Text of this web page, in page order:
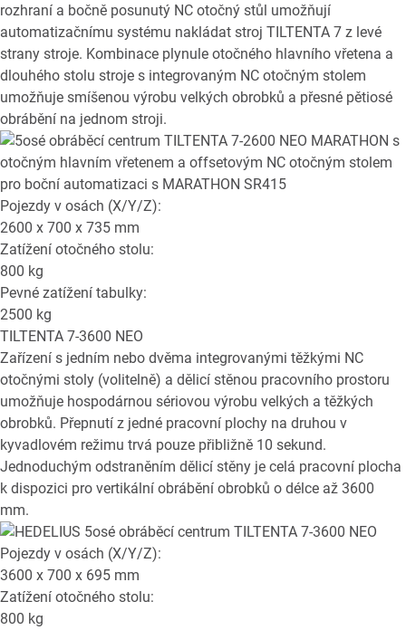
rozhraní a bočně posunutý NC otočný stůl umožňují
automatizačnímu systému nakládat stroj TILTENTA 7 z levé
strany stroje. Kombinace plynule otočného hlavního vřetena a
dlouhého stolu stroje s integrovaným NC otočným stolem
umožňuje smíšenou výrobu velkých obrobků a přesné pětiosé
obrábění na jednom stroji.
Pojezdy v osách (X/Y/Z):
2600 x 700 x 735 mm
Zatížení otočného stolu:
800 kg
Pevné zatížení tabulky:
2500 kg
TILTENTA 7-3600 NEO
Zařízení s jedním nebo dvěma integrovanými těžkými NC
otočnými stoly (volitelně) a dělicí stěnou pracovního prostoru
umožňuje hospodárnou sériovou výrobu velkých a těžkých
obrobků. Přepnutí z jedné pracovní plochy na druhou v
kyvadlovém režimu trvá pouze přibližně 10 sekund.
Jednoduchým odstraněním dělicí stěny je celá pracovní plocha
k dispozici pro vertikální obrábění obrobků o délce až 3600
mm.
Pojezdy v osách (X/Y/Z):
3600 x 700 x 695 mm
Zatížení otočného stolu:
800 kg